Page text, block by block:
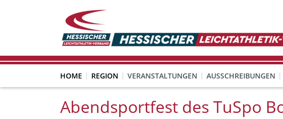
HOME REGION VERANSTALTUNGEN AUSSCHREIBUNGEN
Abendsportfest des TuSpo